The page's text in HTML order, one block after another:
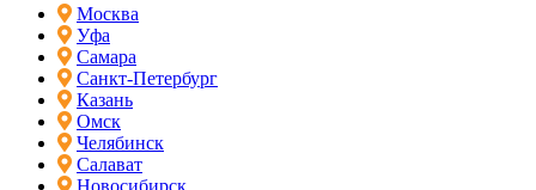
Москва
Уфа
Самара
Санкт-Петербург
Казань
Омск
Челябинск
Салават
Новосибирск